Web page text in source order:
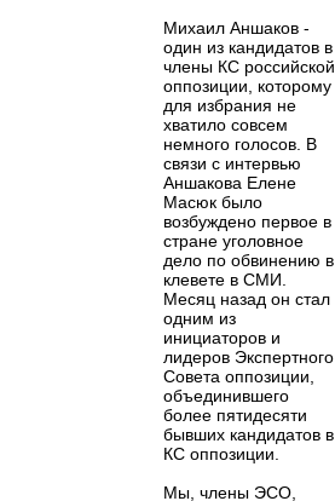
Михаил Аншаков -
один из кандидатов в
члены КС российской
оппозиции, которому
для избрания не
хватило совсем
немного голосов. В
связи с интервью
Аншакова Елене
Масюк было
возбуждено первое в
стране уголовное
дело по обвинению в
клевете в СМИ.
Месяц назад он стал
одним из
инициаторов и
лидеров Экспертного
Совета оппозиции,
объединившего
более пятидесяти
бывших кандидатов в
КС оппозиции.
Мы, члены ЭСО,